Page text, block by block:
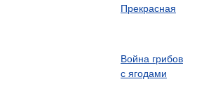
Прекрасная
Война грибов
с ягодами